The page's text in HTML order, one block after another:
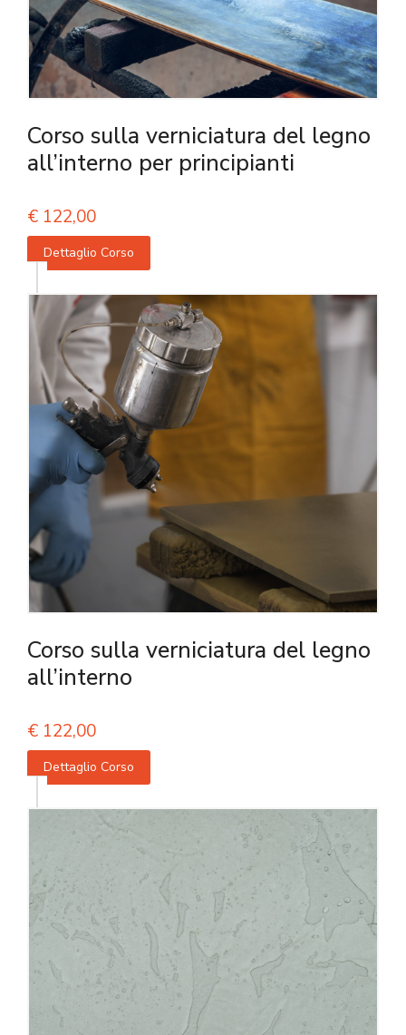
Corso sulla verniciatura del legno
all’interno per principianti
€ 122,00
Dettaglio Corso
Corso sulla verniciatura del legno
all’interno
€ 122,00
Dettaglio Corso